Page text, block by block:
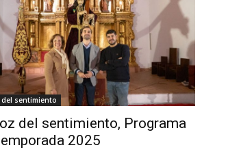
del sentimiento
del sentimiento, Programa
2025